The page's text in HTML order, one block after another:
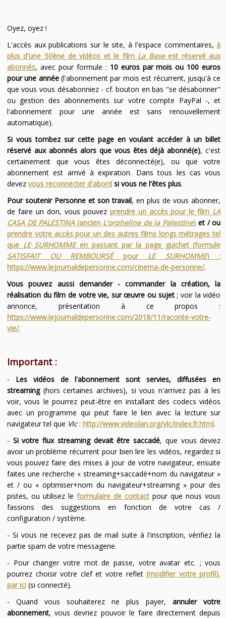
Oyez, oyez !
L'accès aux publications sur le site, à l'espace commentaires,à
plus d'une 50ène de vidéos et le film La Baseest réservé aux
abonnés, avec pour formule : 10 euros par mois ou 100 euros
pour une année(l'abonnement par mois est récurrent, jusqu'à ce
que vous vous désabonniez - cf. bouton en bas "se désabonner"
ou gestion des abonnements sur votre compte PayPal -, et
l'abonnement pour une année est sans renouvellement
automatique).
Si vous tombez sur cette page en voulant accéder à un billet
réservé aux abonnés alors que vous êtes déjà abonné(e), c'est
certainement que vous êtes déconnecté(e), ou que votre
abonnement est arrivé à expiration. Dans tous les cas vous
devez vous reconnecter d'abordsi vous ne l'êtes plus.
Pour soutenir Personne et son travail, en plus de vous abonner,
de faire un don, vous pouvez prendre un accès pour le film LA
CASA DE PALESTINA(ancien L'orpheline de la Palestine) et / ou
prendre votre accès pour un des autres films longs métrages tel
que LE SURHOMMEen passant par la page guichet (formule
SATISFAIT OU REMBOURSÉpour LE SURHOMME) :
https://www.lejournaldepersonne.com/cinema-de-personne/.
Vous pouvez aussi demander - commander la création, la
réalisation du film de votre vie, sur œuvre ou sujet; voir la vidéo
annonce, présentation à ce propos :
https://www.lejournaldepersonne.com/2018/11/raconte-votre-
vie/.
Important :
- Les vidéos de l'abonnement sont servies, diffusées en
streaming(hors certaines archives), si vous n'arrivez pas à les
voir, vous le pourrez peut-être en installant des codecs vidéos
avec un programme qui peut faire le lien avec la lecture sur
navigateur tel que Vlc: http://www.videolan.org/vlc/index.fr.html.
- Si votre flux streaming devait être saccadé, que vous deviez
avoir un problème récurrent pour bien lire les vidéos, regardez si
vous pouvez faire des mises à jour de votre navigateur, ensuite
faites une recherche « streaming+saccadé+nom du navigateur »
et / ou « optimiser+nom du navigateur+streaming » pour des
pistes, ou utilisez leformulaire de contact pour que nous vous
fassions des suggestions en fonction de votre cas /
configuration / système.
- Si vous ne recevez pas de mail suite à l'inscription, vérifiez la
partie spam de votre messagerie.
- Pour changer votre mot de passe, votre avatar etc. ; vous
pourrez choisir votre clef et votre reflet(modifier votre profil),
par ici(si connecté).
- Quand vous souhaiterez ne plus payer,annuler votre
abonnement, vous devriez pouvoir le faire directement depuis